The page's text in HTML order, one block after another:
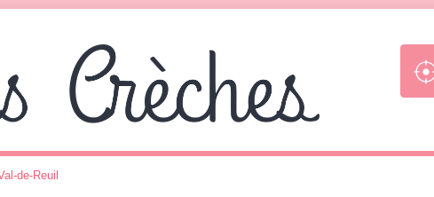
de-Reuil